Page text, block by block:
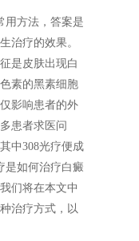
用方法，答案是
治疗的效果。
是皮肤出现白
素的黑素细胞
影响患者的外
患者求医问
中308光疗便成
是如何治疗白癜
们将在本文中
治疗方式，以